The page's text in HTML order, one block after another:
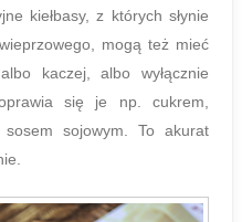
kiełbasy, z których słynie
mogą też mieć
kaczej, albo wyłącznie
się je np. cukrem,
sojowym. To akurat